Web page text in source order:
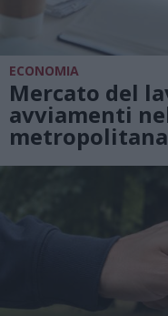
ECONOMIA
Mercato del
avviamenti